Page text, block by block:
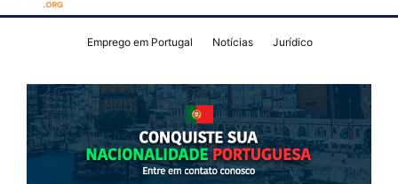
Emprego em Portugal Notícias Jurídico